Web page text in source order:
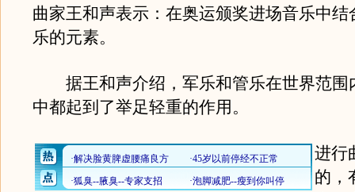
曲家王和声表示：在奥运颁奖进场音乐中结
乐的元素。
据王和声介绍，军乐和管乐在世界范围
中都起到了举足轻重的作用。
进行
的，